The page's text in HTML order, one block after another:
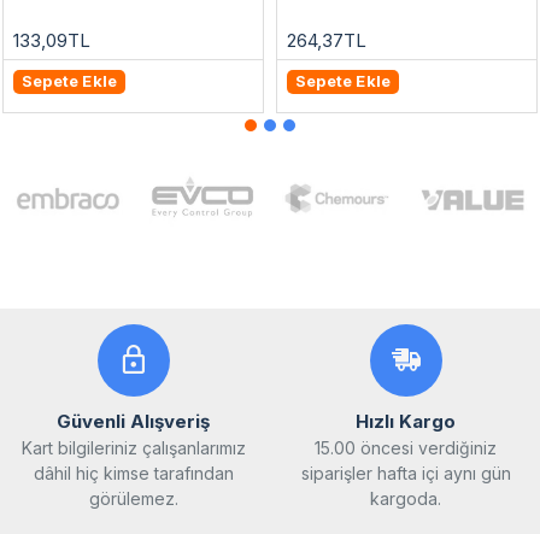
133,09TL
Sepete Ekle
264,37TL
Sepete Ekle
Güvenli Alışveriş
Kart bilgileriniz çalışanlarımız
dâhil hiç kimse tarafından
görülemez.
Hızlı Kargo
15.00 öncesi verdiğiniz
siparişler hafta içi aynı gün
kargoda.